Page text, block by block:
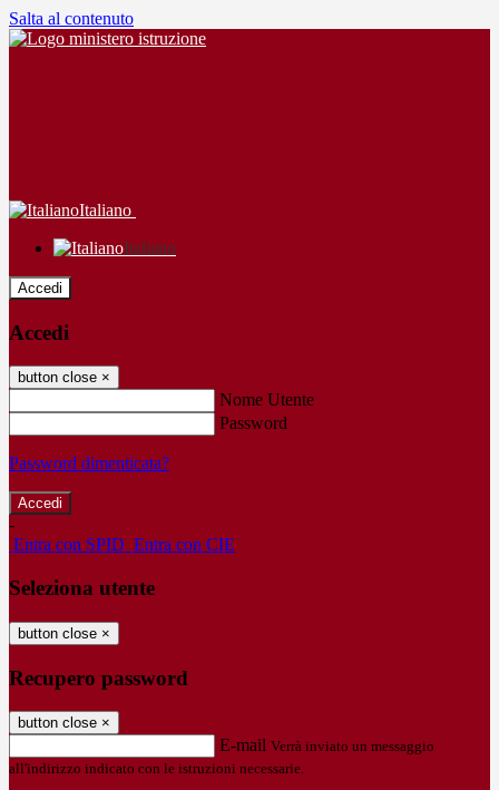
Salta al contenuto
Italiano
Italiano
Accedi
Accedi
button close ×
Nome Utente
Password
Password dimenticata?
-
Entra con SPID Entra con CIE
Seleziona utente
button close ×
Recupero password
button close ×
E-mail Verrà inviato un messaggio
all'indirizzo indicato con le istruzioni necessarie.